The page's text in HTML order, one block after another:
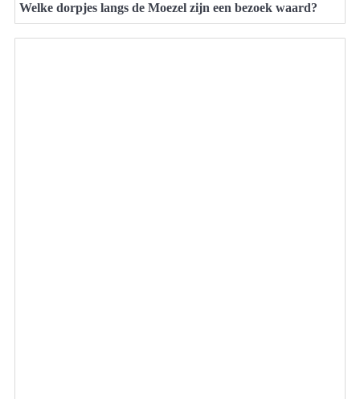
Welke dorpjes langs de Moezel zijn een bezoek waard?